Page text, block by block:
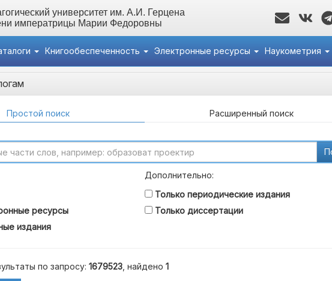
университет им. А.И. Герцена
императрицы Марии Федоровны
Книгообеспеченность Электронные ресурсы Наукометрия
Простой поиск Расширенный поиск
ресурсы
издания
Дополнительно:
Только периодические издания
Только диссертации
по запросу: 1679523 , найдено 1